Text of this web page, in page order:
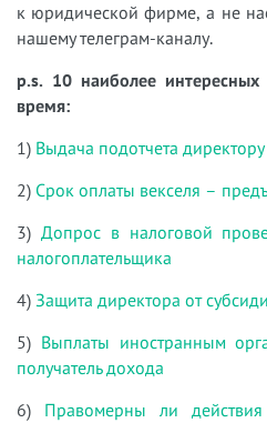
к юридической фирме, а не
нашему телеграм-каналу.
p.s. 10 наиболее интересных
время:
1) Выдача подотчета
2) Срок оплаты векселя –
3) Допрос в налоговой
налогоплательщика
4) Защита директора от
5) Выплаты иностранным
получатель дохода
6) Правомерны ли